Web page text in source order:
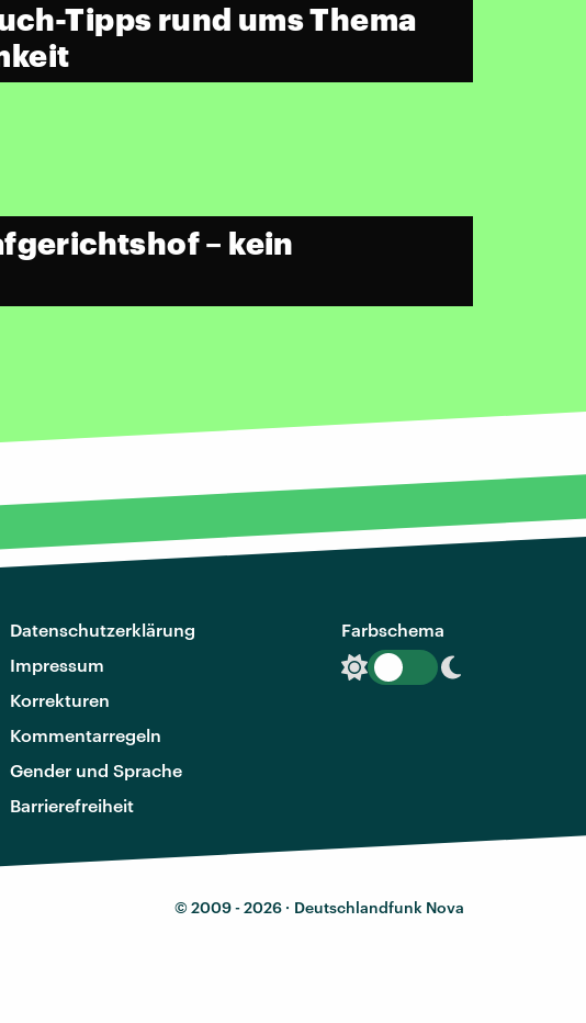
Tipps rund ums Thema
– kein
Datenschutzerklärung
Impressum
Korrekturen
Kommentarregeln
Gender und Sprache
Barrierefreiheit
Farbschema
© 2009 - 2026 · Deutschlandfunk Nova